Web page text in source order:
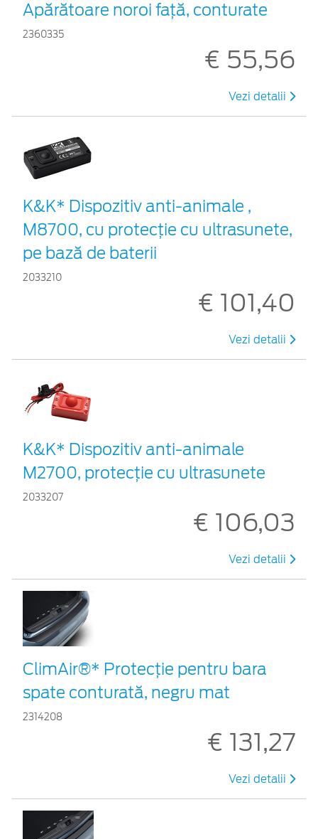
Apărătoare noroi față, conturate
2360335
€ 55,56
Vezi detalii
K&K* Dispozitiv anti-animale ,
M8700, cu protecție cu ultrasunete,
pe bază de baterii
2033210
€ 101,40
Vezi detalii
K&K* Dispozitiv anti-animale
M2700, protecție cu ultrasunete
2033207
€ 106,03
Vezi detalii
ClimAir®* Protecţie pentru bara
spate conturată, negru mat
2314208
€ 131,27
Vezi detalii